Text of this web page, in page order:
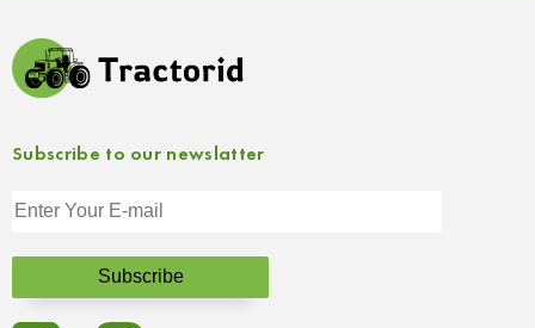
Subscribe to our newslatter